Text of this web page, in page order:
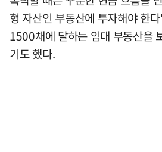
형 자산인 부동산에 투자해야 한
1500채에 달하는 임대 부동산을
기도 했다.